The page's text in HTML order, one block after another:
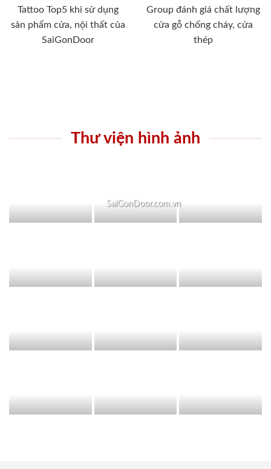
Tattoo Top5 khi sử dụng
sản phẩm cửa, nội thất của
SaiGonDoor
Group đánh giá chất lượng
cửa gỗ chống cháy, cửa
thép
Thư viện hình ảnh
SaiGonDoor.com.vn